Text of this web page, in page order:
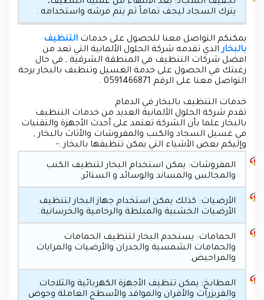
يترك السجاد ليجف تماماً ثم يتم فرشه واستخدامه .
يمكنكم التواصل معنا للحصول على خدمات التنظيف
بالبخارالذي تقدمه شركة الحلول الألمانية التي تعد من
افضل شركات التنظيف في المنطقة الشرقية , في حال
رغبتك في الحصول على خدمة الغسيل وتنظيف بالبخار يرجة
التواصل معنا على الرقم 0591466871 .
خدمات التنظيف بالبخار في الدمام
تقدم شركة الحلول الألمانية العديد من خدمات التنظيف
بالبخار علما بأن الشركة تعتمد على أحدث الأجهزة والتقنيات
في غسيل السجاد والكنب والمفروشات والأثاث بالبخار ,
وإليكم بعض الأشياء التي يمكن تنظيفها بالبخار :-
المفروشات: يمكن استخدام البخار لتنظيف الكنب
والمجالس والمساند والوسائد و الستائر.
الأرضيات: كذلك يمكن استخدام جهاز البخار لتنظيف
الأرضيات الخشبية والمبلطة والرخامية والخرسانية.
الحمامات: يستخدم البخار لتنظيف الحمامات
والحمامات الشمسية والجدران والأرضيات والمرايات
والمراحيض.
المطابخ: يمكن تنظيف الأجهزة الكهربائية والثلاجات
والفريزرات والأفران والمواقد والأسطح العاملة وحوض